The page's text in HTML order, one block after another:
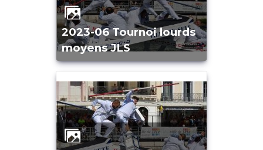
2023-06 Tournoi lourds
moyens JLS